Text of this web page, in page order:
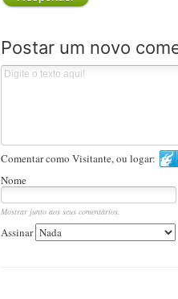
Postar um novo
Comentar como Visitante, ou logar:
Nome
Mostrar junto aos seus comentários.
Assinar